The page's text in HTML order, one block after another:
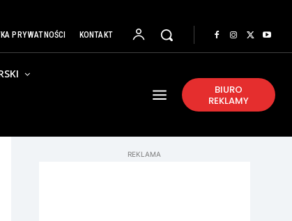
PRYWATNOŚCI KONTAKT
BIURO
REKLAMY
REKLAMA